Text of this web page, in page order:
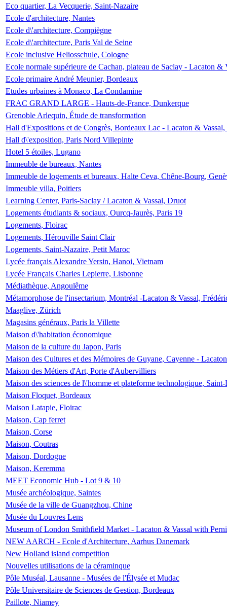
Eco quartier, La Vecquerie, Saint-Nazaire
Ecole d'architecture, Nantes
Ecole d\'architecture, Compiègne
Ecole d\'architecture, Paris Val de Seine
Ecole inclusive Heliosschule, Cologne
Ecole normale supérieure de Cachan, plateau de Saclay - Lacaton &
Ecole primaire André Meunier, Bordeaux
Etudes urbaines à Monaco, La Condamine
FRAC GRAND LARGE - Hauts-de-France, Dunkerque
Grenoble Arlequin, Étude de transformation
Hall d'Expositions et de Congrès, Bordeaux Lac - Lacaton &
Hall d\'exposition, Paris Nord Villepinte
Hotel 5 étoiles, Lugano
Immeuble de bureaux, Nantes
Immeuble de logements et bureaux, Halte Ceva, Chêne-Bourg,
Immeuble villa, Poitiers
Learning Center, Paris-Saclay / Lacaton & Vassal, Druot
Logements étudiants & sociaux, Ourcq-Jaurès, Paris 19
Logements, Floirac
Logements, Hérouville Saint Clair
Logements, Saint-Nazaire, Petit Maroc
Lycée français Alexandre Yersin, Hanoi, Vietnam
Lycée Français Charles Lepierre, Lisbonne
Médiathèque, Angoulême
Métamorphose de l'insectarium, Montréal -Lacaton & Vassal,
Maaglive, Zürich
Magasins généraux, Paris la Villette
Maison d\'habitation économique
Maison de la culture du Japon, Paris
Maison des Cultures et des Mémoires de Guyane, Cayenne -
Maison des Métiers d'Art, Porte d'Aubervilliers
Maison des sciences de l\'homme et plateforme technologique,
Maison Floquet, Bordeaux
Maison Latapie, Floirac
Maison, Cap ferret
Maison, Corse
Maison, Coutras
Maison, Dordogne
Maison, Keremma
MEET Economic Hub - Lot 9 & 10
Musée archéologique, Saintes
Musée de la ville de Guangzhou, Chine
Musée du Louvres Lens
Museum of London Smithfield Market - Lacaton & Vassal with
NEW AARCH - Ecole d'Architecture, Aarhus Danemark
New Holland island competition
Nouvelles utilisations de la céraminque
Pôle Muséal, Lausanne - Musées de l'Élysée et Mudac
Pôle Universitaire de Sciences de Gestion, Bordeaux
Paillote, Niamey